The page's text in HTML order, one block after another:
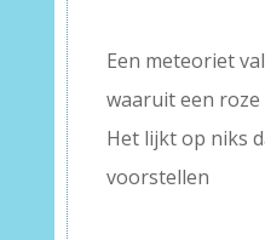
Een meteoriet
waaruit een
Het lijkt op niks
voorstellen